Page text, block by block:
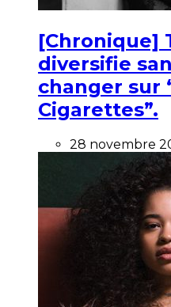
[Chronique]
diversifie
changer sur
Cigarettes”.
28 novembre